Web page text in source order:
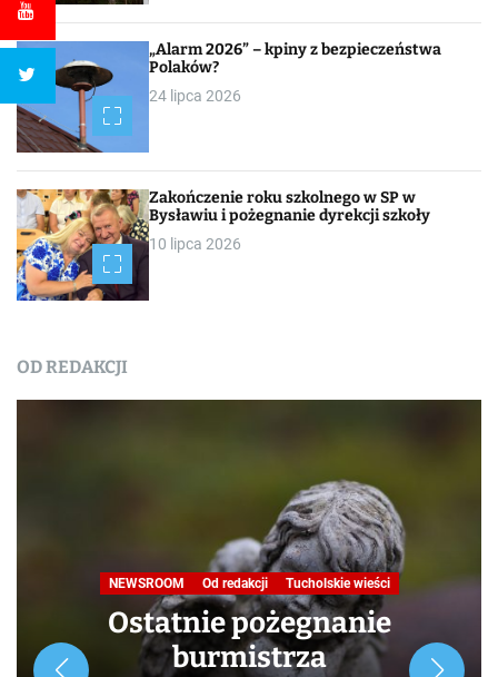
„Alarm 2026” – kpiny z bezpieczeństwa
Polaków?
24 lipca 2026
Zakończenie roku szkolnego w SP w
Bysławiu i pożegnanie dyrekcji szkoły
10 lipca 2026
OD REDAKCJI
NEWSROOM Od redakcji Tucholskie wieści
Ostatnie pożegnanie
burmistrza